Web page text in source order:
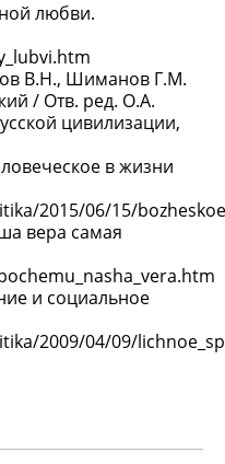
любви.
В.Н., Шиманов Г.М.
/ Отв. ред. О.А.
цивилизации,
в жизни
2015/06/15/
вера самая
и социальное
2009/04/09/